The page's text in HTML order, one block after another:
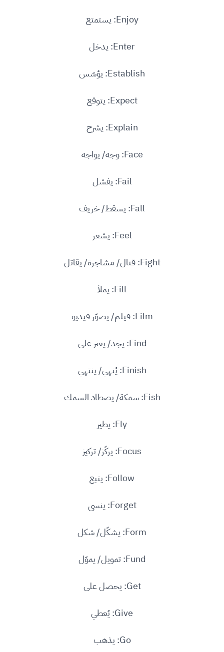
Enjoy: يستمتع
Enter: يدخل
Establish: يؤسّس
Expect: يتوقع
Explain: يشرح
Face: وجه/ يواجه
Fail: يفشل
Fall: يسقط/ خريف
Feel: يشعر
Fight: قتال/ مشاجرة/ يقاتل
Fill: يملأ
Film: فيلم/ يصوّر فيديو
Find: يجد/ يعثر على
Finish: يُنهي/ ينتهي
Fish: سمكة/ يصطاد السمك
Fly: يطير
Focus: يركّز/ تركيز
Follow: يتبع
Forget: ينسى
Form: يشكّل/ شكل
Fund: تمويل/ يموّل
Get: يحصل على
Give: يُعطي
Go: يذهب